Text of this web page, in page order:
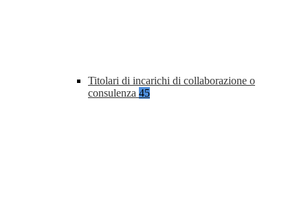
Titolari di incarichi di collaborazione o
consulenza 45